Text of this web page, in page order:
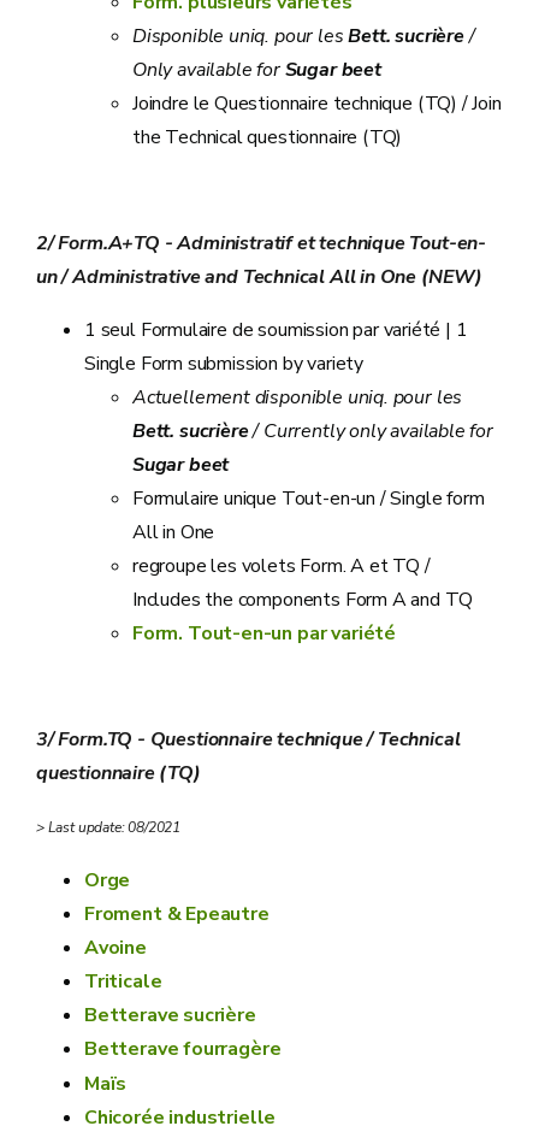
Disponible uniq. pour lesBett. sucrière/
Only available forSugar beet
Joindre le Questionnaire technique (TQ) / Join
the Technical questionnaire (TQ)
2/ Form.A+TQ - Administratif et technique Tout-en-
un / Administrative and Technical All in One (NEW)
1 seul Formulaire de soumission par variété | 1
Single Form submission by variety
Actuellement disponible uniq. pour les
Bett. sucrière/ Currently only available for
Sugar beet
Formulaire unique Tout-en-un / Single form
All in One
regroupe les volets Form. A et TQ /
Includes the components Form A and TQ
Form. Tout-en-un par variété
3/ Form.TQ - Questionnaire technique / Technical
questionnaire (TQ)
> Last update: 08/2021
Orge
Froment & Epeautre
Avoine
Triticale
Betterave sucrière
Betterave fourragère
Maïs
Chicorée industrielle